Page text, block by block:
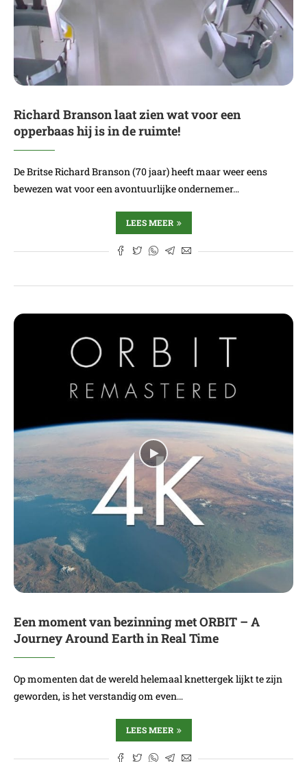
Richard Branson laat zien wat voor een
opperbaas hij is in de ruimte!
De Britse Richard Branson (70 jaar) heeft maar weer eens
bewezen wat voor een avontuurlijke ondernemer…
LEES MEER
Een moment van bezinning met ORBIT – A
Journey Around Earth in Real Time
Op momenten dat de wereld helemaal knettergek lijkt te zijn
geworden, is het verstandig om even…
LEES MEER